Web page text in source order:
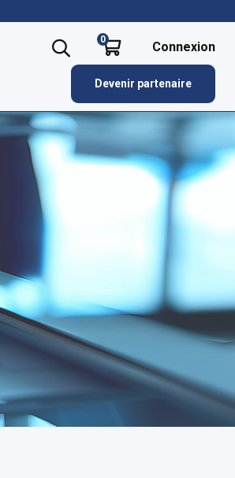
0 Connexion
Devenir partenaire